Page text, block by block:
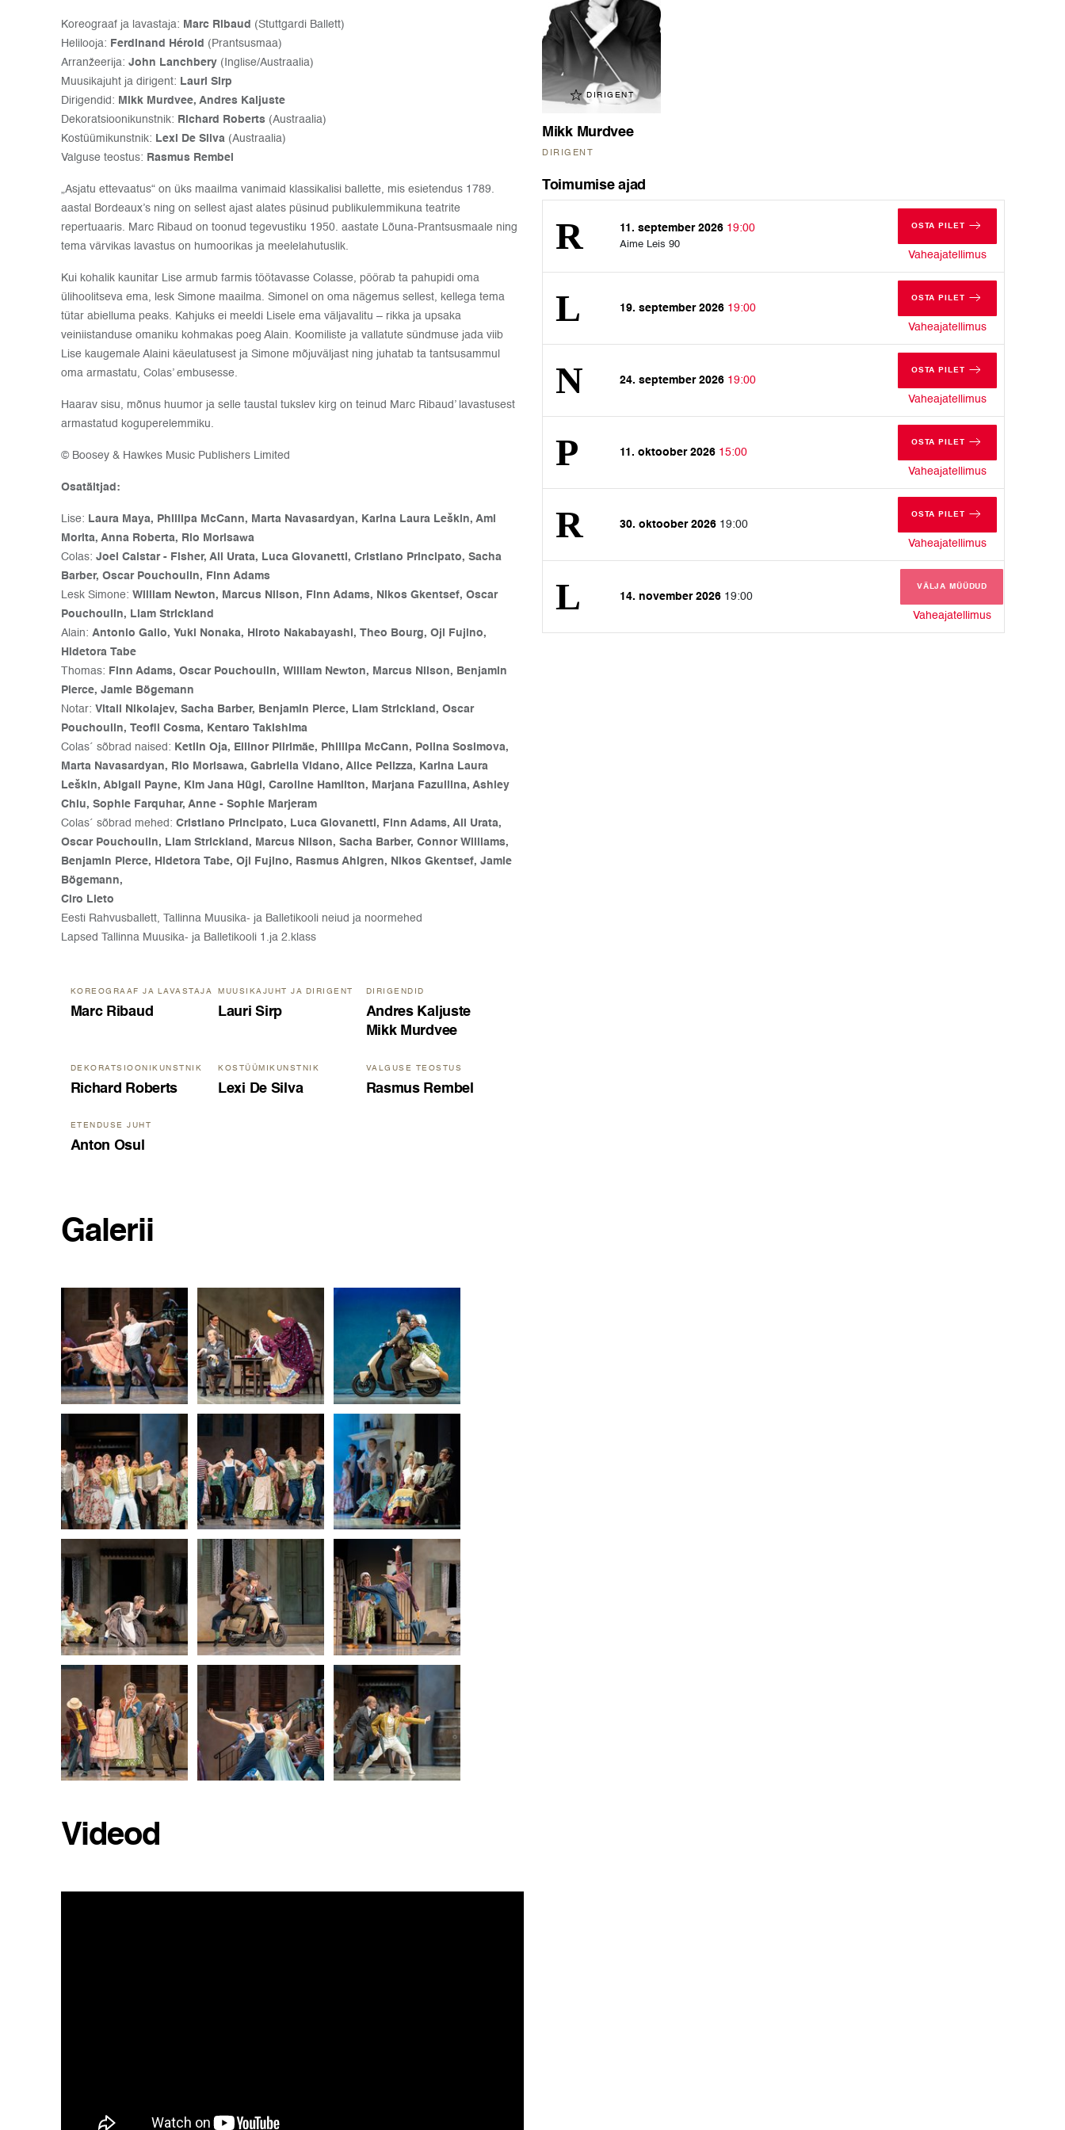
Koreograaf ja lavastaja: Marc Ribaud (Stuttgardi Ballett)
Helilooja: Ferdinand Hérold (Prantsusmaa)
Arranžeerija: John Lanchbery (Inglise/Austraalia)
Muusikajuht ja dirigent: Lauri Sirp
Dirigendid: Mikk Murdvee, Andres Kaljuste
Dekoratsioonikunstnik: Richard Roberts (Austraalia)
Kostüümikunstnik: Lexi De Silva (Austraalia)
Valguse teostus: Rasmus Rembel
„Asjatu ettevaatus“ on üks maailma vanimaid klassikalisi ballette, mis esietendus 1789.
aastal Bordeaux’s ning on sellest ajast alates püsinud publikulemmikuna teatrite
repertuaaris. Marc Ribaud on toonud tegevustiku 1950. aastate Lõuna-Prantsusmaale ning
tema värvikas lavastus on humoorikas ja meelelahutuslik.
Kui kohalik kaunitar Lise armub farmis töötavasse Colasse, pöörab ta pahupidi oma
ülihoolitseva ema, lesk Simone maailma. Simonel on oma nägemus sellest, kellega tema
tütar abielluma peaks. Kahjuks ei meeldi Lisele ema väljavalitu – rikka ja upsaka
veiniistanduse omaniku kohmakas poeg Alain. Koomiliste ja vallatute sündmuse jada viib
Lise kaugemale Alaini käeulatusest ja Simone mõjuväljast ning juhatab ta tantsusammul
oma armastatu, Colas’ embusesse.
Haarav sisu, mõnus huumor ja selle taustal tukslev kirg on teinud Marc Ribaud’ lavastusest
armastatud koguperelemmiku.
© Boosey & Hawkes Music Publishers Limited
Osatäitjad:
Lise: Laura Maya, Phillipa McCann, Marta Navasardyan, Karina Laura Leškin, Ami
Morita, Anna Roberta, Rio Morisawa
Colas: Joel Calstar - Fisher, Ali Urata, Luca Giovanetti, Cristiano Principato, Sacha
Barber, Oscar Pouchoulin, Finn Adams
Lesk Simone: William Newton, Marcus Nilson, Finn Adams, Nikos Gkentsef, Oscar
Pouchoulin, Liam Strickland
Alain: Antonio Gallo, Yuki Nonaka, Hiroto Nakabayashi, Theo Bourg, Oji Fujino,
Hidetora Tabe
Thomas: Finn Adams, Oscar Pouchoulin, William Newton, Marcus Nilson, Benjamin
Pierce, Jamie Bögemann
Notar: Vitali Nikolajev, Sacha Barber, Benjamin Pierce, Liam Strickland, Oscar
Pouchoulin, Teofil Cosma, Kentaro Takishima
Colas´ sõbrad naised: Ketlin Oja, Ellinor Piirimäe, Phillipa McCann, Polina Sosimova,
Marta Navasardyan, Rio Morisawa, Gabriella Vidano, Alice Pelizza, Karina Laura
Leškin, Abigail Payne, Kim Jana Hügi, Caroline Hamilton, Marjana Fazullina, Ashley
Chiu, Sophie Farquhar, Anne - Sophie Marjeram
Colas´ sõbrad mehed: Cristiano Principato, Luca Giovanetti, Finn Adams, Ali Urata,
Oscar Pouchoulin, Liam Strickland, Marcus Nilson, Sacha Barber, Connor Williams,
Benjamin Pierce, Hidetora Tabe, Oji Fujino, Rasmus Ahlgren, Nikos Gkentsef, Jamie
Bögemann,
Ciro Lieto
Eesti Rahvusballett, Tallinna Muusika- ja Balletikooli neiud ja noormehed
Lapsed Tallinna Muusika- ja Balletikooli 1.ja 2.klass
KOREOGRAAF JA LAVASTAJA
Marc Ribaud
MUUSIKAJUHT JA DIRIGENT
Lauri Sirp
DIRIGENDID
Andres Kaljuste
Mikk Murdvee
DEKORATSIOONIKUNSTNIK
Richard Roberts
KOSTÜÜMIKUNSTNIK
Lexi De Silva
VALGUSE TEOSTUS
Rasmus Rembel
ETENDUSE JUHT
Anton Osul
Galerii
Videod
DIRIGENT
Mikk Murdvee
DIRIGENT
Toimumise ajad
11. september 2026 19:00
Aime Leis 90
OSTA PILET
Vaheajatellimusreede, 11.
19. september 2026 19:00
OSTA PILET
Vaheajatellimuslaupäev, 19.
24. september 2026 19:00
OSTA PILET
Vaheajatellimusneljapäev, 24.
11. oktoober 2026 15:00
OSTA PILET
Vaheajatellimuspühapäev, 11.
30. oktoober 2026 19:00
OSTA PILET
Vaheajatellimusreede, 30.
14. november 2026 19:00
VÄLJA MÜÜDUD
Vaheajatellimuslaupäev, 14.